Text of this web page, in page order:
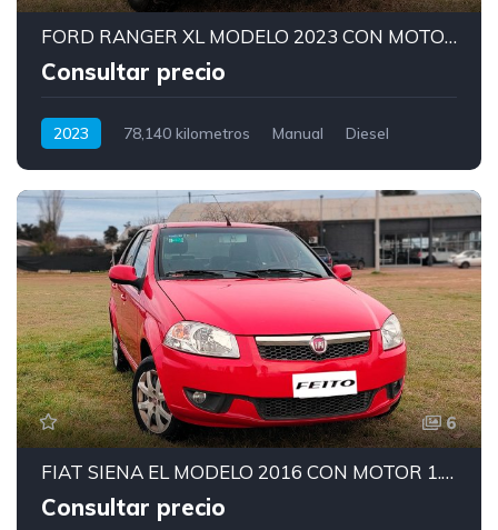
FORD RANGER XL MODELO 2023 CON MOTOR 2.0
Consultar precio
2023 78,140 kilometros Manual Diesel
6
FIAT SIENA EL MODELO 2016 CON MOTOR 1.6 Y EQUIPO GNC
Consultar precio